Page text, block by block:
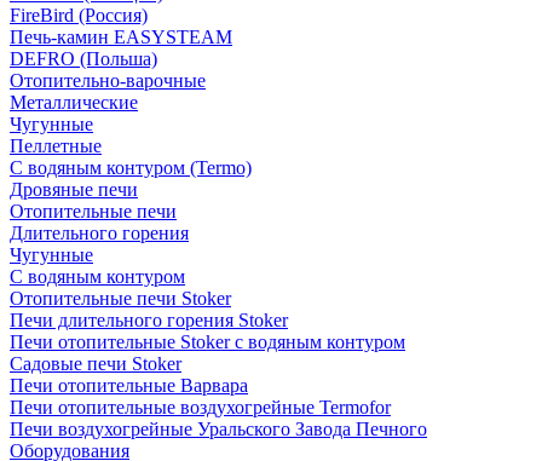
FireBird (Россия)
Печь-камин EASYSTEAM
DEFRO (Польша)
Отопительно-варочные
Металлические
Чугунные
Пеллетные
С водяным контуром (Termo)
Дровяные печи
Отопительные печи
Длительного горения
Чугунные
C водяным контуром
Отопительные печи Stoker
Печи длительного горения Stoker
Печи отопительные Stoker с водяным контуром
Садовые печи Stoker
Печи отопительные Варвара
Печи отопительные воздухогрейные Termofor
Печи воздухогрейные Уральского Завода Печного
Оборудования